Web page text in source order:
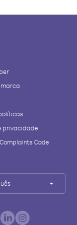
privacidade
Code